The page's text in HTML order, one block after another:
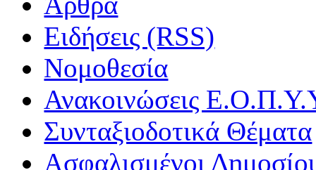
Ειδήσεις (RSS)
Νομοθεσία
Ανακοινώσεις
Συνταξιοδοτικά Θέματα
Ασφαλισμένοι